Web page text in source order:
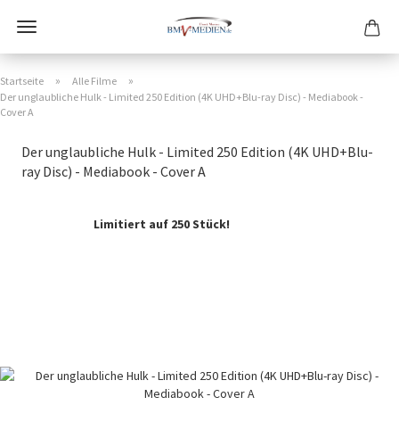
Startseite » Alle Filme »
Der unglaubliche Hulk - Limited 250 Edition (4K UHD+Blu-ray Disc) - Mediabook -
Cover A
Der unglaubliche Hulk - Limited 250 Edition (4K UHD+Blu-
ray Disc) - Mediabook - Cover A
Limitiert auf 250 Stück!